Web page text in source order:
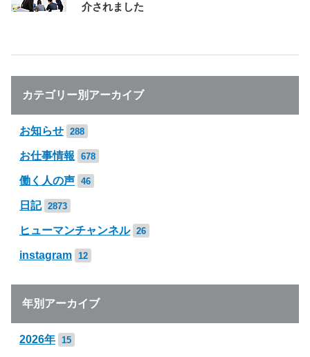
介されました
カテゴリー別アーカイブ
お知らせ 288
お仕事情報 678
働く人の声 46
日記 2873
ヒューマンチャンネル 26
instagram 12
年別アーカイブ
2026年 15